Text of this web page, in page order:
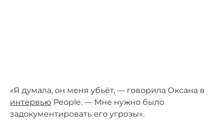
«Я думала, он меня убьёт, — говорила Оксана в
интервью People. — Мне нужно было
задокументировать его угрозы».